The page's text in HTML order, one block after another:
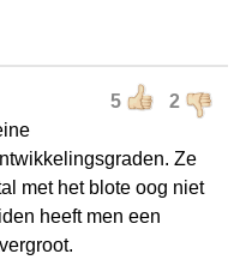
5 2
Ze
met het blote oog niet
heeft men een